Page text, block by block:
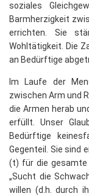
soziales
Barmherzigkeit
errichten. Sie
Wohltätigkeit. Die
an Bedürftige
Im Laufe der
zwischen Arm und
die Armen herab
erfüllt. Unser
Bedürftige
Gegenteil. Sie sind
(t) für die gesamte
„Sucht die
willen (d.h. durch